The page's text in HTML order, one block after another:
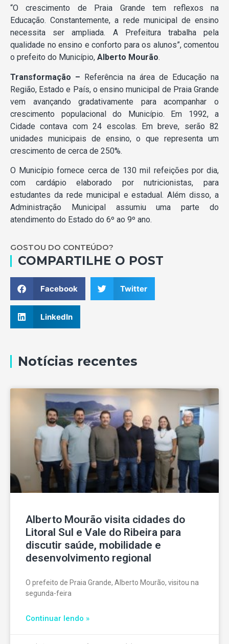
“O crescimento de Praia Grande tem reflexos na
Educação. Constantemente, a rede municipal de ensino
necessita ser ampliada. A Prefeitura trabalha pela
qualidade no ensino e conforto para os alunos”, comentou
o prefeito do Município, Alberto Mourão.
Transformação – Referência na área de Educação na
Região, Estado e País, o ensino municipal de Praia Grande
vem avançando gradativamente para acompanhar o
crescimento populacional do Município. Em 1992, a
Cidade contava com 24 escolas. Em breve, serão 82
unidades municipais de ensino, o que representa um
crescimento de cerca de 250%.
O Município fornece cerca de 130 mil refeições por dia,
com cardápio elaborado por nutricionistas, para
estudantes da rede municipal e estadual. Além disso, a
Administração Municipal assumiu uma parte do
atendimento do Estado do 6º ao 9º ano.
GOSTOU DO CONTEÚDO?
COMPARTILHE O POST
Facebook Twitter
LinkedIn
Notícias recentes
Alberto Mourão visita cidades do
Litoral Sul e Vale do Ribeira para
discutir saúde, mobilidade e
desenvolvimento regional
O prefeito de Praia Grande, Alberto Mourão, visitou na
segunda-feira
Continuar lendo »